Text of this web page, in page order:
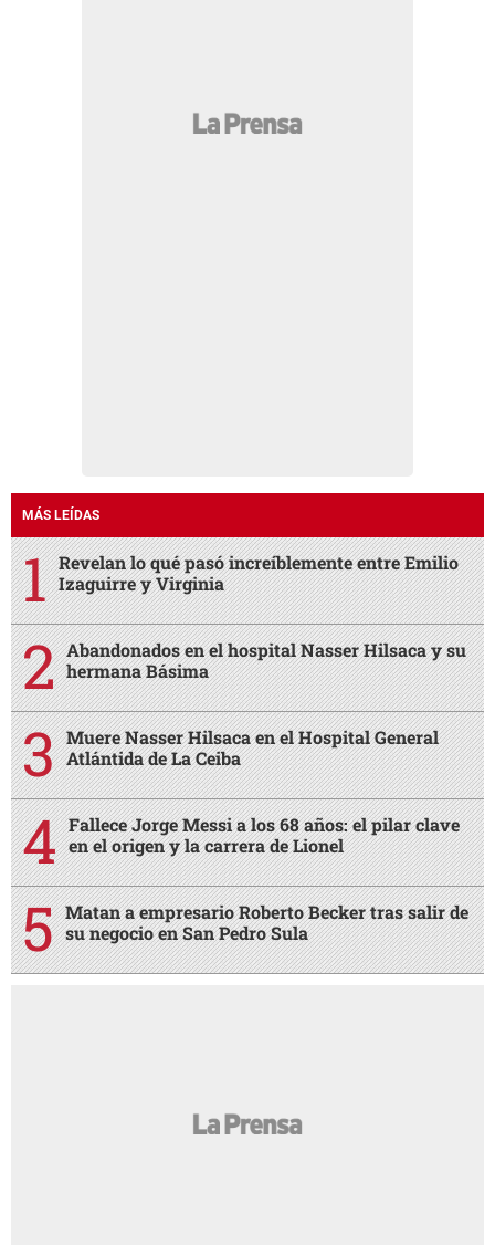
MÁS LEÍDAS
Revelan lo qué pasó increíblemente entre Emilio
Izaguirre y Virginia
Abandonados en el hospital Nasser Hilsaca y su
hermana Básima
Muere Nasser Hilsaca en el Hospital General
Atlántida de La Ceiba
Fallece Jorge Messi a los 68 años: el pilar clave
en el origen y la carrera de Lionel
Matan a empresario Roberto Becker tras salir de
su negocio en San Pedro Sula